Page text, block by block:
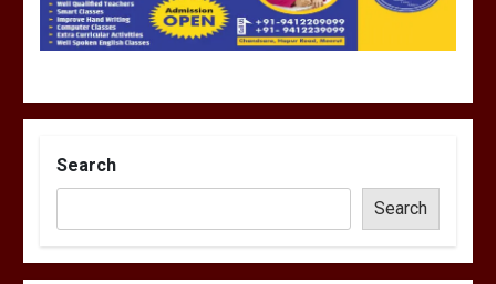
Search
Search